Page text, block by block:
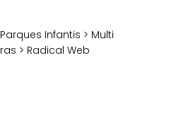
Parques Infantis > Multi
> Radical Web